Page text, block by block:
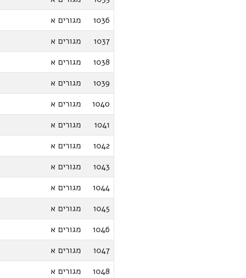
1036
מגורים א
1037
מגורים א
1038
מגורים א
1039
מגורים א
1040
מגורים א
1041
מגורים א
1042
מגורים א
1043
מגורים א
1044
מגורים א
1045
מגורים א
1046
מגורים א
1047
מגורים א
1048
מגורים א